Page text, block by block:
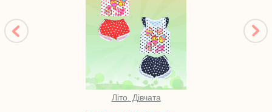
Літо. Дівчата